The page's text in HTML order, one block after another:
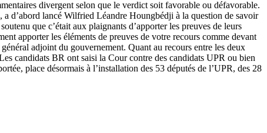
divergent selon que le verdict soit favorable ou défavorable.
d’abord lancé Wilfried Léandre Houngbédji à la question de savoir
que c’était aux plaignants d’apporter les preuves de leurs
apporter les éléments de preuves de votre recours comme devant
adjoint du gouvernement. Quant au recours entre les deux
candidats BR ont saisi la Cour contre des candidats UPR ou bien
place désormais à l’installation des 53 députés de l’UPR, des 28